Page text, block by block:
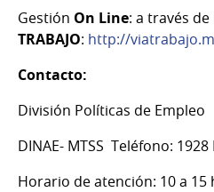
Gestión On Line: a través de
TRABAJO: http://
Contacto:
División Políticas de Empleo
DINAE- MTSS Teléfono:
Horario de atención: 10 a 15